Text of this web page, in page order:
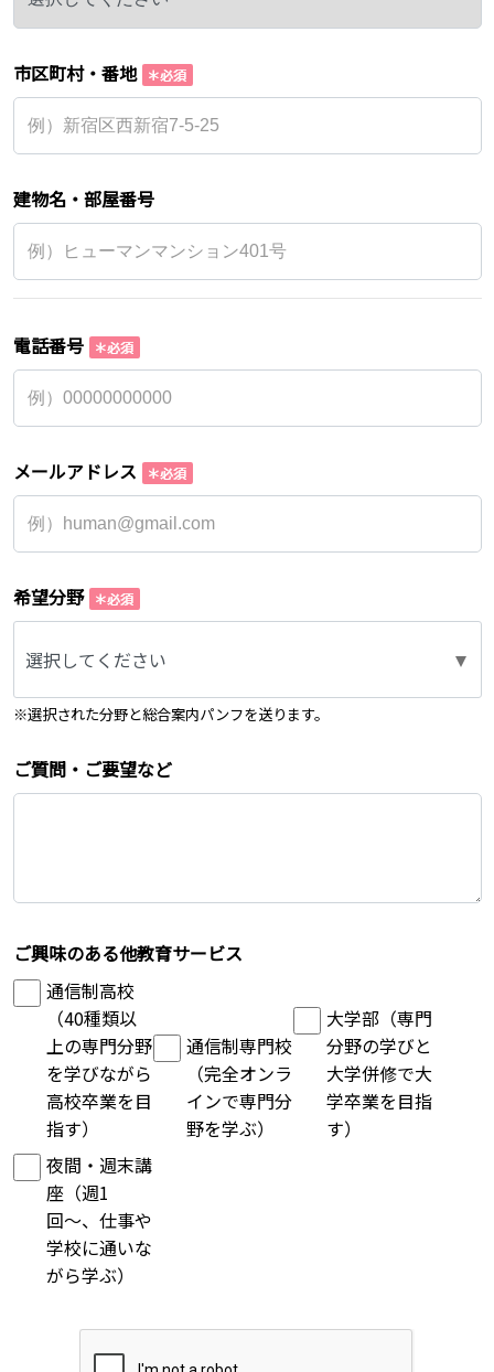
市区町村・番地
建物名・部屋番号
電話番号
メールアドレス
希望分野
選択してください
※選択された分野と総合案内パンフを送ります。
ご質問・ご要望など
ご興味のある他教育サービス
通信制高校
（40種類以
上の専門分野
を学びながら
高校卒業を目
指す）
通信制専門校
（完全オンラ
インで専門分
野を学ぶ）
大学部（専門
分野の学びと
大学併修で大
学卒業を目指
す）
夜間・週末講
座（週1
回〜、仕事や
学校に通いな
がら学ぶ）